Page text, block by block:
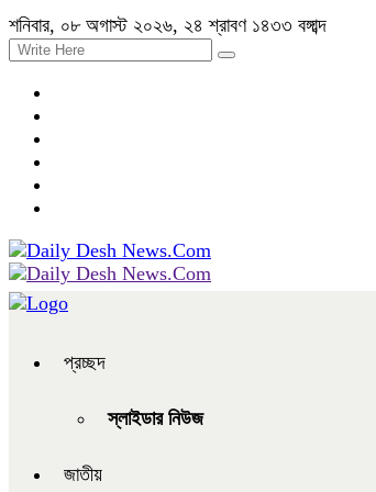
শনিবার, ০৮ অগাস্ট ২০২৬, ২৪ শ্রাবণ ১৪৩৩ বঙ্গাব্দ
প্রচ্ছদ
স্লাইডার নিউজ
জাতীয়